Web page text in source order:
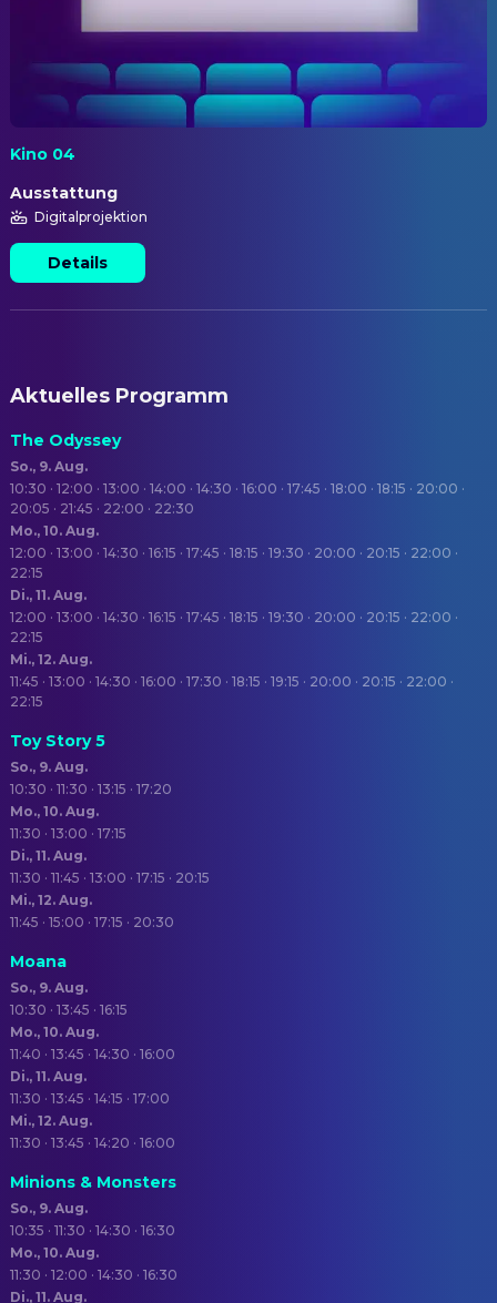
Kino 04
Ausstattung
Digitalprojektion
Details
Aktuelles Programm
The Odyssey
So., 9. Aug.
10:30 · 12:00 · 13:00 · 14:00 · 14:30 · 16:00 · 17:45 · 18:00 · 18:15 · 20:00 ·
20:05 · 21:45 · 22:00 · 22:30
Mo., 10. Aug.
12:00 · 13:00 · 14:30 · 16:15 · 17:45 · 18:15 · 19:30 · 20:00 · 20:15 · 22:00 ·
22:15
Di., 11. Aug.
12:00 · 13:00 · 14:30 · 16:15 · 17:45 · 18:15 · 19:30 · 20:00 · 20:15 · 22:00 ·
22:15
Mi., 12. Aug.
11:45 · 13:00 · 14:30 · 16:00 · 17:30 · 18:15 · 19:15 · 20:00 · 20:15 · 22:00 ·
22:15
Toy Story 5
So., 9. Aug.
10:30 · 11:30 · 13:15 · 17:20
Mo., 10. Aug.
11:30 · 13:00 · 17:15
Di., 11. Aug.
11:30 · 11:45 · 13:00 · 17:15 · 20:15
Mi., 12. Aug.
11:45 · 15:00 · 17:15 · 20:30
Moana
So., 9. Aug.
10:30 · 13:45 · 16:15
Mo., 10. Aug.
11:40 · 13:45 · 14:30 · 16:00
Di., 11. Aug.
11:30 · 13:45 · 14:15 · 17:00
Mi., 12. Aug.
11:30 · 13:45 · 14:20 · 16:00
Minions & Monsters
So., 9. Aug.
10:35 · 11:30 · 14:30 · 16:30
Mo., 10. Aug.
11:30 · 12:00 · 14:30 · 16:30
Di., 11. Aug.